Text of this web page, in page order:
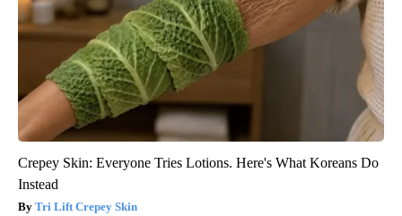
Crepey Skin: Everyone Tries Lotions. Here's What Koreans Do
Instead
Tri Lift Crepey Skin